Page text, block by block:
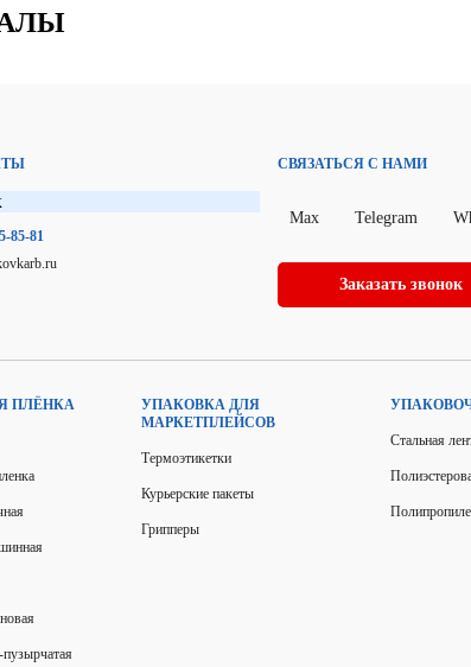
85-81
СВЯЗАТЬСЯ С НАМИ
Max Telegram
Заказать звонок
ПЛЁНКА
УПАКОВКА ДЛЯ
МАРКЕТПЛЕЙСОВ
Термоэтикетки
Курьерские пакеты
Грипперы
Стальная